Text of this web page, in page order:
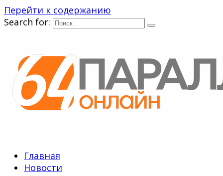
Перейти к содержанию
Search for:
Главная
Новости